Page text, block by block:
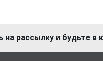
на рассылку и будьте в